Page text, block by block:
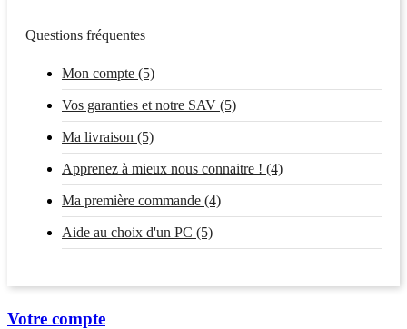
Questions fréquentes
Mon compte (5)
Vos garanties et notre SAV (5)
Ma livraison (5)
Apprenez à mieux nous connaitre ! (4)
Ma première commande (4)
Aide au choix d'un PC (5)
Votre compte